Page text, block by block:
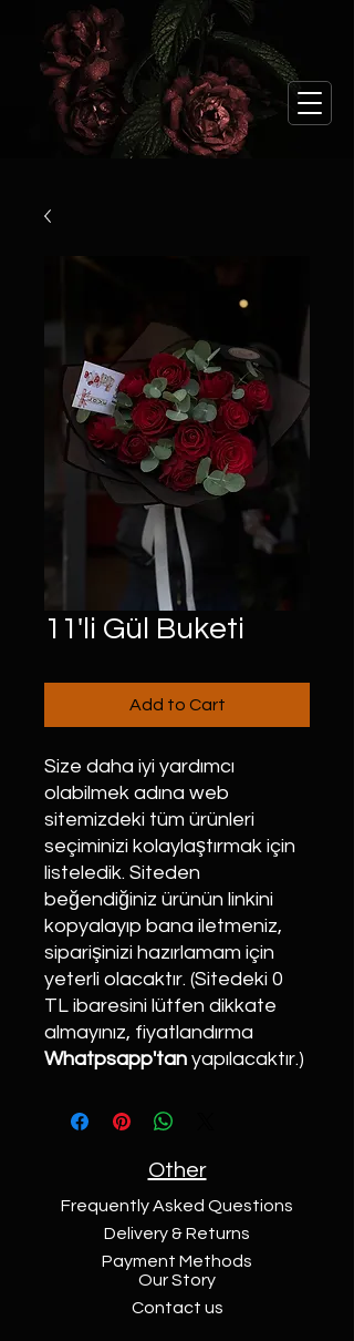
11'li Gül Buketi
Add to Cart
Size daha iyi yardımcı
olabilmek adına web
sitemizdeki tüm ürünleri
seçiminizi kolaylaştırmak için
listeledik. Siteden
beğendiğiniz ürünün linkini
kopyalayıp bana iletmeniz,
siparişinizi hazırlamam için
yeterli olacaktır. (Sitedeki 0
TL ibaresini lütfen dikkate
almayınız, fiyatlandırma
Whatpsapp'tan yapılacaktır.)
Other
Frequently Asked Questions
Delivery & Returns
Payment Methods
Our Story
Contact us